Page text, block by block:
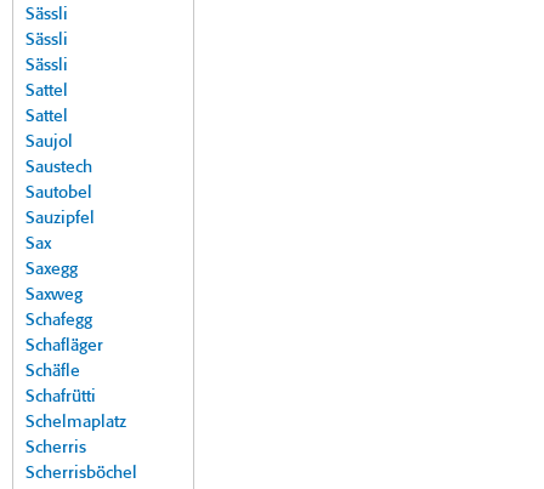
Sässli
Sässli
Sässli
Sattel
Sattel
Saujol
Saustech
Sautobel
Sauzipfel
Sax
Saxegg
Saxweg
Schafegg
Schafläger
Schäfle
Schafrütti
Schelmaplatz
Scherris
Scherrisböchel